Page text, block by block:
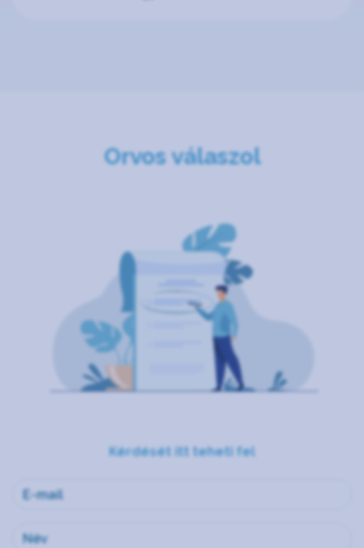
Orvos válaszol
Kérdését itt teheti fel